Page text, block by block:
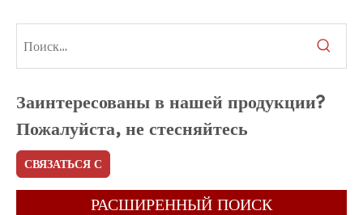
Заинтересованы в нашей продукции?
Пожалуйста, не стесняйтесь
СВЯЗАТЬСЯ С
НАМИ
РАСШИРЕННЫЙ ПОИСК​​​​​​​